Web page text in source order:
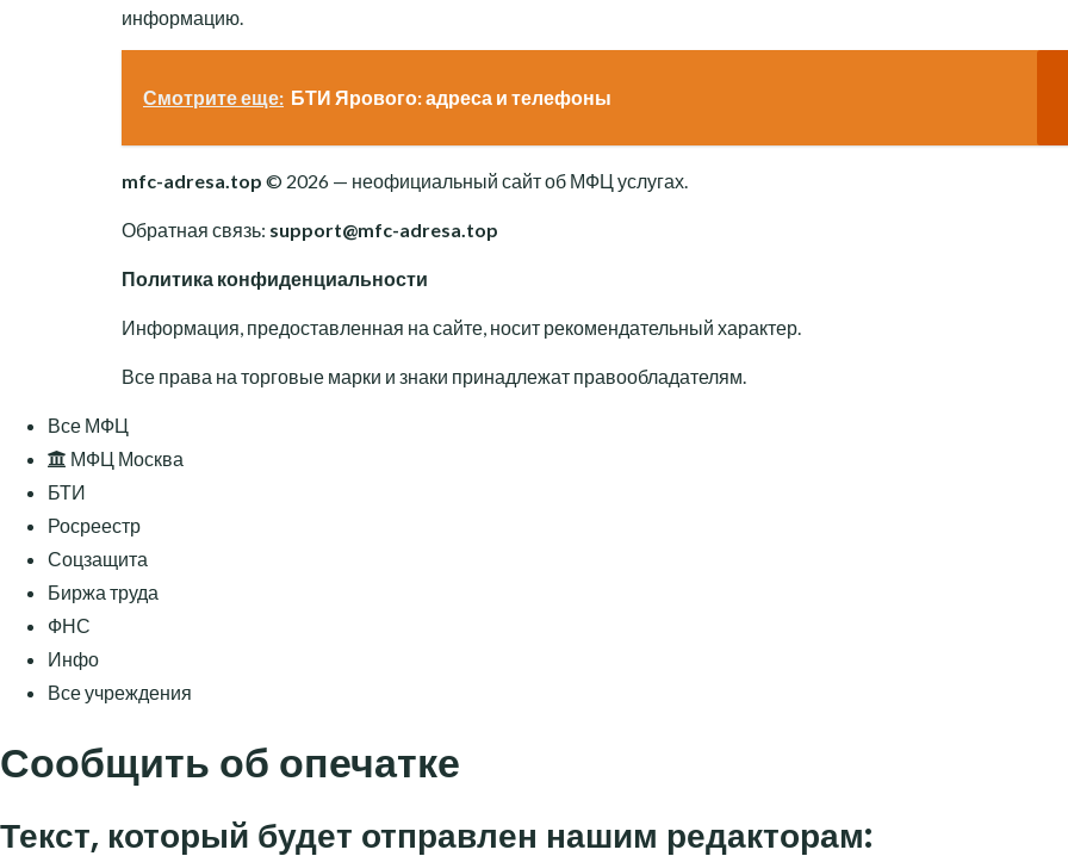
информацию.
Смотрите еще: БТИ Ярового: адреса и телефоны
mfc-adresa.top © 2026 — неофициальный сайт об МФЦ услугах.
Обратная связь: support@mfc-adresa.top
Политика конфиденциальности
Информация, предоставленная на сайте, носит рекомендательный характер.
Все права на торговые марки и знаки принадлежат правообладателям.
Все МФЦ
МФЦ Москва
БТИ
Росреестр
Соцзащита
Биржа труда
ФНС
Инфо
Все учреждения
Сообщить об опечатке
Текст, который будет отправлен нашим редакторам: